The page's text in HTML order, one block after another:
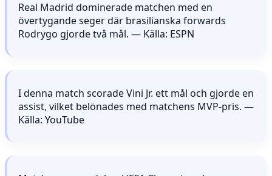
Real Madrid dominerade matchen med en
övertygande seger där brasilianska forwards
Rodrygo gjorde två mål. — Källa: ESPN
I denna match scorade Vini Jr. ett mål och gjorde en
assist, vilket belönades med matchens MVP-pris. —
Källa: YouTube